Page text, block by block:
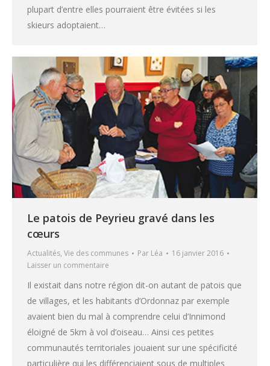
plupart d’entre elles pourraient être évitées si les
skieurs adoptaient…
Le patois de Peyrieu gravé dans les
cœurs
Actualités, Vie des communes Par Léa
16 janvier 2016
Laisser un commentaire
Il existait dans notre région dit-on autant de patois que
de villages, et les habitants d’Ordonnaz par exemple
avaient bien du mal à comprendre celui d’Innimond
éloigné de 5km à vol d’oiseau… Ainsi ces petites
communautés territoriales jouaient sur une spécificité
particulière qui les différenciaient sous de multiples